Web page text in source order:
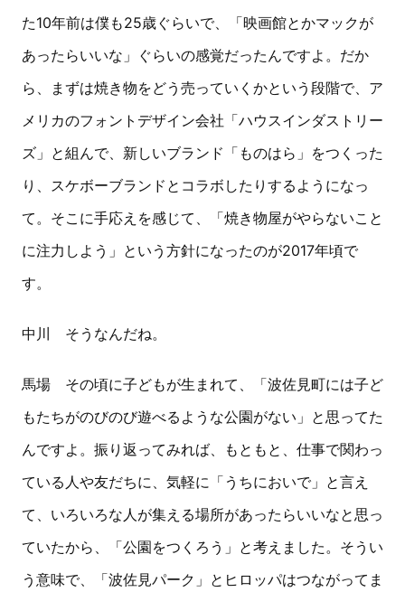
た10年前は僕も25歳ぐらいで、「映画館とかマックが
あったらいいな」ぐらいの感覚だったんですよ。だか
ら、まずは焼き物をどう売っていくかという段階で、ア
メリカのフォントデザイン会社「ハウスインダストリー
ズ」と組んで、新しいブランド「ものはら」をつくった
り、スケボーブランドとコラボしたりするようになっ
て。そこに手応えを感じて、「焼き物屋がやらないこと
に注力しよう」という方針になったのが2017年頃で
す。
中川 そうなんだね。
馬場 その頃に子どもが生まれて、「波佐見町には子ど
もたちがのびのび遊べるような公園がない」と思ってた
んですよ。振り返ってみれば、もともと、仕事で関わっ
ている人や友だちに、気軽に「うちにおいで」と言え
て、いろいろな人が集える場所があったらいいなと思っ
ていたから、「公園をつくろう」と考えました。そうい
う意味で、「波佐見パーク」とヒロッパはつながってま